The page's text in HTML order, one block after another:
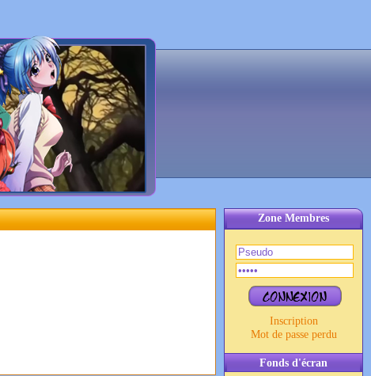
Zone Membres
Inscription
Mot de passe perdu
Fonds d'écran